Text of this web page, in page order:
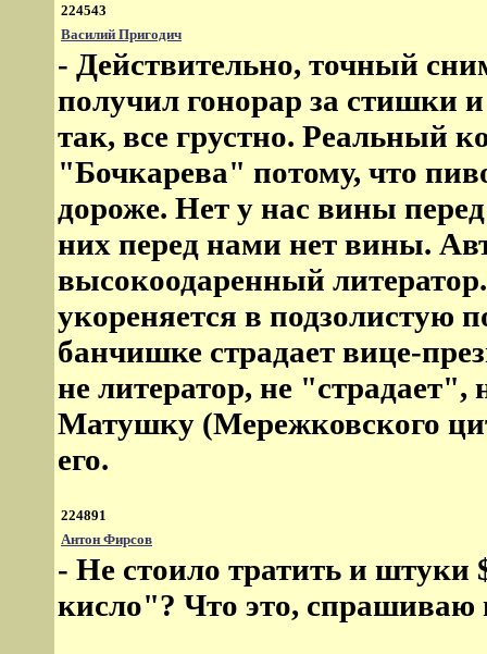
224543
Василий Пригодич
- Действительно, точный
получил гонорар за стишки
так, все грустно. Реальный
"Бочкарева" потому, что
дороже. Нет у нас вины
них перед нами нет вины.
высокоодаренный
укореняется в подзолистую
банчишке страдает вице-
не литератор, не
Матушку (Мережковского
его.
224891
Антон Фирсов
- Не стоило тратить и штуки
кисло"? Что это, спрашиваю